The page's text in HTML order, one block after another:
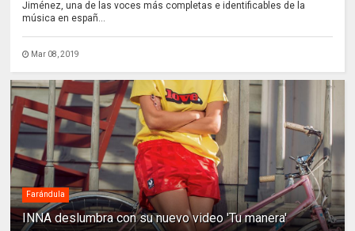
Jiménez, una de las voces más completas e identificables de la
música en españ...
Mar 08, 2019
Farándula
INNA deslumbra con su nuevo video 'Tu manera'